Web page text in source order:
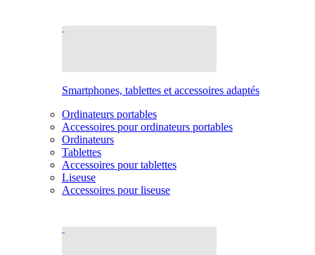
Smartphones, tablettes et accessoires adaptés
Ordinateurs portables
Accessoires pour ordinateurs portables
Ordinateurs
Tablettes
Accessoires pour tablettes
Liseuse
Accessoires pour liseuse